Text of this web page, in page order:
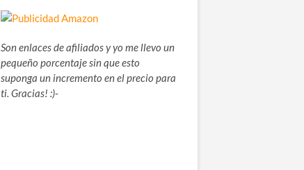
Son enlaces de afiliados y yo me llevo un
pequeño porcentaje sin que esto
suponga un incremento en el precio para
ti. Gracias! :)-